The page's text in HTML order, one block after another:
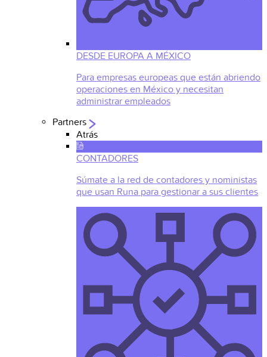
DESDE EUROPA A MÉXICO
Para empresas europeas que están abriendo
operaciones en México y necesitan
administrar empleados
Partners
Atrás
CONTADORES
Súmate a la red de contadores y noministas
que usan Runa para gestionar a sus clientes